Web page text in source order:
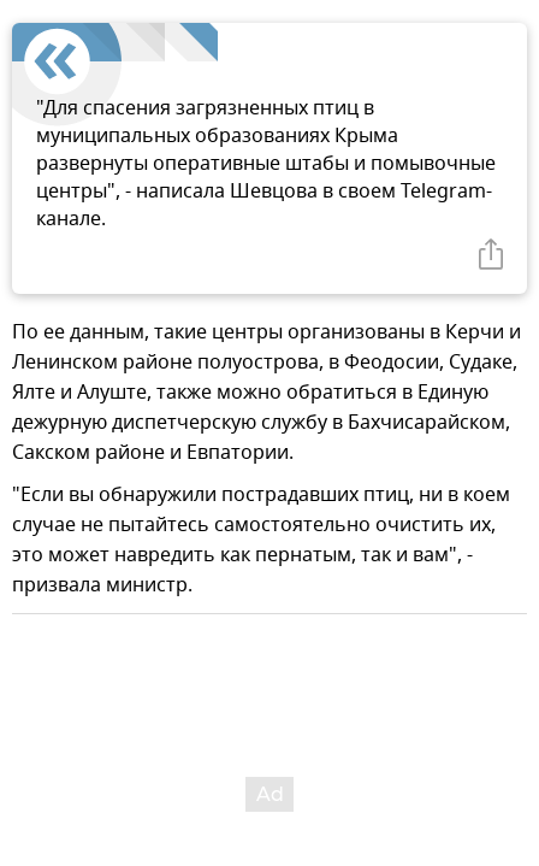
"Для спасения загрязненных птиц в
муниципальных образованиях Крыма
развернуты оперативные штабы и помывочные
центры", - написала Шевцова в своем Telegram-
канале.
По ее данным, такие центры организованы в Керчи и
Ленинском районе полуострова, в Феодосии, Судаке,
Ялте и Алуште, также можно обратиться в Единую
дежурную диспетчерскую службу в Бахчисарайском,
Сакском районе и Евпатории.
"Если вы обнаружили пострадавших птиц, ни в коем
случае не пытайтесь самостоятельно очистить их,
это может навредить как пернатым, так и вам", -
призвала министр.